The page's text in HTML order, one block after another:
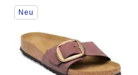
Durch
Anklicken
Farben
werden
die
Produktbilder
Neu